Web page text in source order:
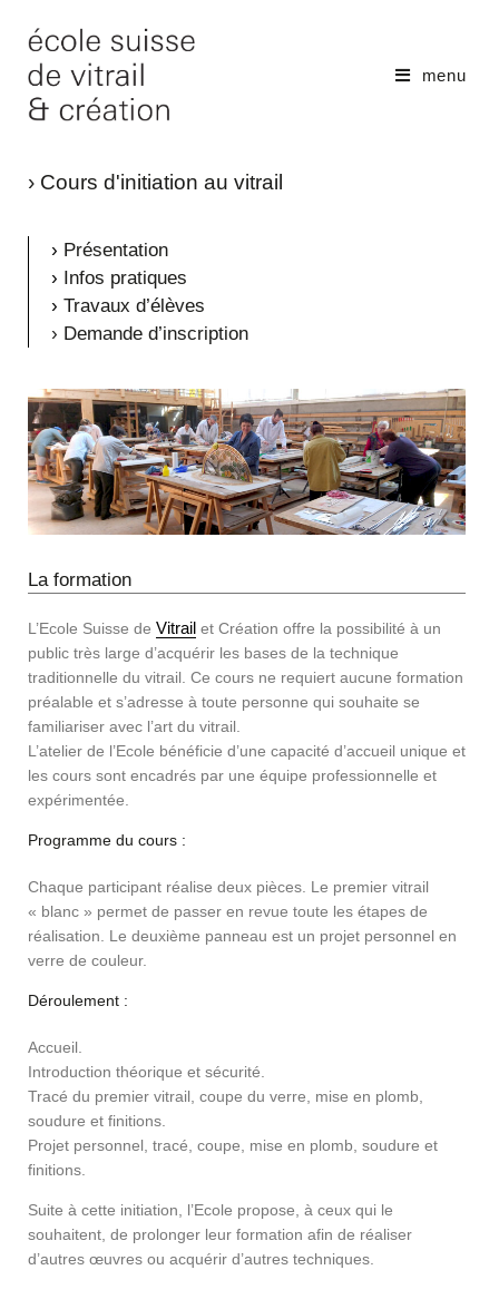
menu
› Cours d'initiation au vitrail
› Présentation
› Infos pratiques
› Travaux d’élèves
› Demande d’inscription
La formation
L’Ecole Suisse de Vitrail et Création offre la possibilité à un
public très large d’acquérir les bases de la technique
traditionnelle du vitrail. Ce cours ne requiert aucune formation
préalable et s’adresse à toute personne qui souhaite se
familiariser avec l’art du vitrail.
L’atelier de l’Ecole bénéficie d’une capacité d’accueil unique et
les cours sont encadrés par une équipe professionnelle et
expérimentée.
Programme du cours :
Chaque participant réalise deux pièces. Le premier vitrail
« blanc » permet de passer en revue toute les étapes de
réalisation. Le deuxième panneau est un projet personnel en
verre de couleur.
Déroulement :
Accueil.
Introduction théorique et sécurité.
Tracé du premier vitrail, coupe du verre, mise en plomb,
soudure et finitions.
Projet personnel, tracé, coupe, mise en plomb, soudure et
finitions.
Suite à cette initiation, l’Ecole propose, à ceux qui le
souhaitent, de prolonger leur formation afin de réaliser
d’autres œuvres ou acquérir d’autres techniques.